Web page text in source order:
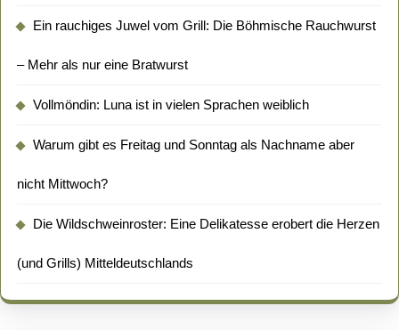
Ein rauchiges Juwel vom Grill: Die Böhmische Rauchwurst
– Mehr als nur eine Bratwurst
Vollmöndin: Luna ist in vielen Sprachen weiblich
Warum gibt es Freitag und Sonntag als Nachname aber
nicht Mittwoch?
Die Wildschweinroster: Eine Delikatesse erobert die Herzen
(und Grills) Mitteldeutschlands